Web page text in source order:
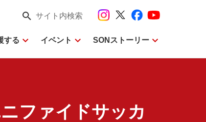
search サイト内検索
する expand_more イベント expand_more SONストーリー expand_more
ファイドサッカ